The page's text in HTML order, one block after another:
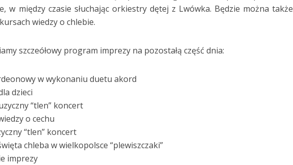
w między czasie słuchając orkiestry dętej z Lwówka. Będzie można także
wiedzy o chlebie.
szczeółowy program imprezy na pozostałą część dnia:
w wykonaniu duetu akord
dzieci
“tlen” koncert
o cechu
“tlen” koncert
chleba w wielkopolsce “plewiszczaki”
imprezy